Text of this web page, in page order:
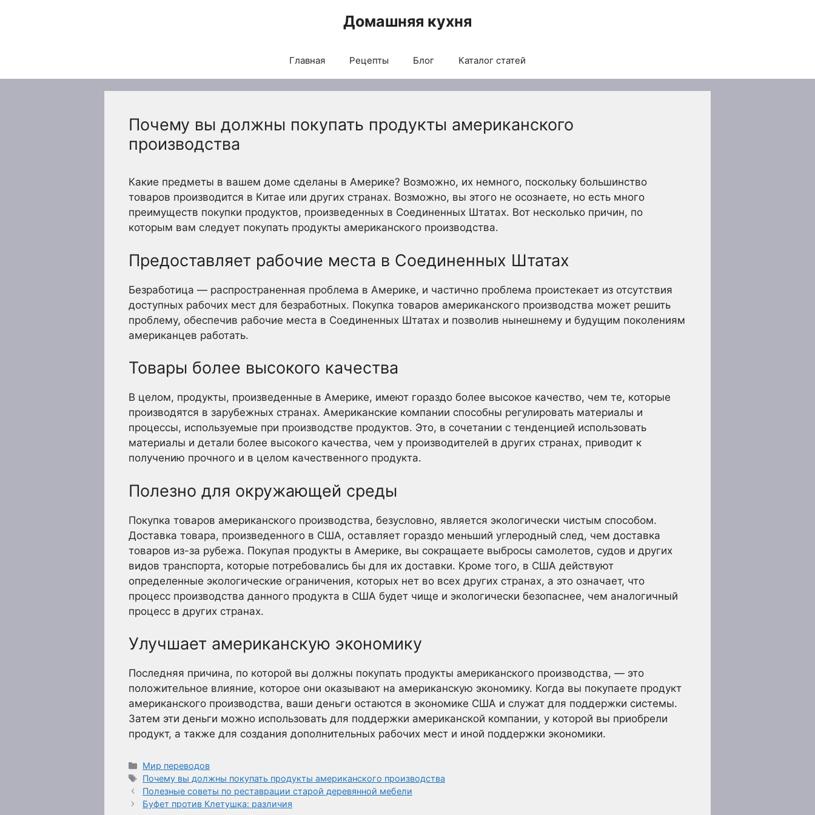
Домашняя кухня
Главная Рецепты Блог Каталог статей
Почему вы должны покупать продукты американского
производства
Какие предметы в вашем доме сделаны в Америке? Возможно, их немного, поскольку большинство
товаров производится в Китае или других странах. Возможно, вы этого не осознаете, но есть много
преимуществ покупки продуктов, произведенных в Соединенных Штатах. Вот несколько причин, по
которым вам следует покупать продукты американского производства.
Предоставляет рабочие места в Соединенных Штатах
Безработица — распространенная проблема в Америке, и частично проблема проистекает из отсутствия
доступных рабочих мест для безработных. Покупка товаров американского производства может решить
проблему, обеспечив рабочие места в Соединенных Штатах и позволив нынешнему и будущим поколениям
американцев работать.
Товары более высокого качества
В целом, продукты, произведенные в Америке, имеют гораздо более высокое качество, чем те, которые
производятся в зарубежных странах. Американские компании способны регулировать материалы и
процессы, используемые при производстве продуктов. Это, в сочетании с тенденцией использовать
материалы и детали более высокого качества, чем у производителей в других странах, приводит к
получению прочного и в целом качественного продукта.
Полезно для окружающей среды
Покупка товаров американского производства, безусловно, является экологически чистым способом.
Доставка товара, произведенного в США, оставляет гораздо меньший углеродный след, чем доставка
товаров из-за рубежа. Покупая продукты в Америке, вы сокращаете выбросы самолетов, судов и других
видов транспорта, которые потребовались бы для их доставки. Кроме того, в США действуют
определенные экологические ограничения, которых нет во всех других странах, а это означает, что
процесс производства данного продукта в США будет чище и экологически безопаснее, чем аналогичный
процесс в других странах.
Улучшает американскую экономику
Последняя причина, по которой вы должны покупать продукты американского производства, — это
положительное влияние, которое они оказывают на американскую экономику. Когда вы покупаете продукт
американского производства, ваши деньги остаются в экономике США и служат для поддержки системы.
Затем эти деньги можно использовать для поддержки американской компании, у которой вы приобрели
продукт, а также для создания дополнительных рабочих мест и иной поддержки экономики.
Рубрики
Мир переводов
Метки
Почему вы должны покупать продукты американского производства
Полезные советы по реставрации старой деревянной мебели
Буфет против Клетушка: различия